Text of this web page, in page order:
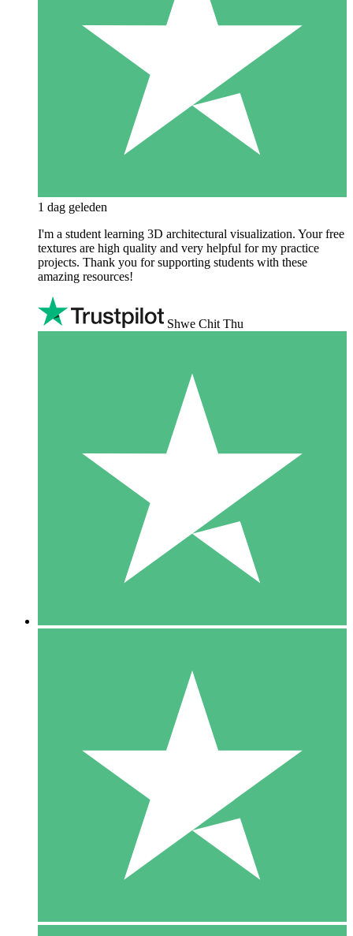
1 dag geleden
I'm a student learning 3D architectural visualization. Your free
textures are high quality and very helpful for my practice
projects. Thank you for supporting students with these
amazing resources!
Shwe Chit Thu